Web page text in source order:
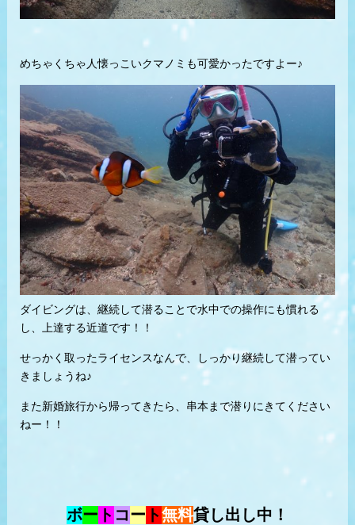
めちゃくちゃ人懐っこいクマノミも可愛かったですよー♪
ダイビングは、継続して潜ることで水中での操作にも慣れる
し、上達する近道です！！
せっかく取ったライセンスなんで、しっかり継続して潜ってい
きましょうね♪
また新婚旅行から帰ってきたら、串本まで潜りにきてください
ねー！！
ボー ト コー ト無料貸し出し中！